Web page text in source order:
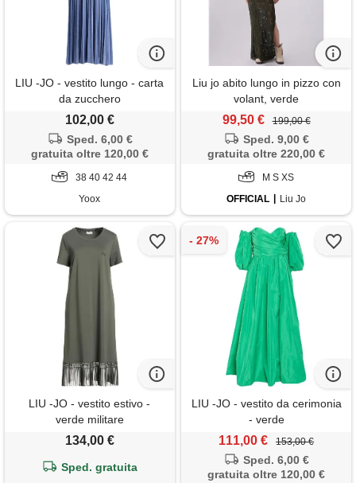
LIU -JO - vestito lungo - carta
da zucchero
102,00 €
Sped. 6,00 €
gratuita oltre 120,00 €
38 40 42 44
Yoox
Liu jo abito lungo in pizzo con
volant, verde
99,50 € 199,00 €
Sped. 9,00 €
gratuita oltre 220,00 €
M S XS
OFFICIAL
Liu Jo
LIU -JO - vestito estivo -
verde militare
134,00 €
Sped. gratuita
LIU -JO - vestito da cerimonia
- verde
111,00 € 153,00 €
Sped. 6,00 €
gratuita oltre 120,00 €